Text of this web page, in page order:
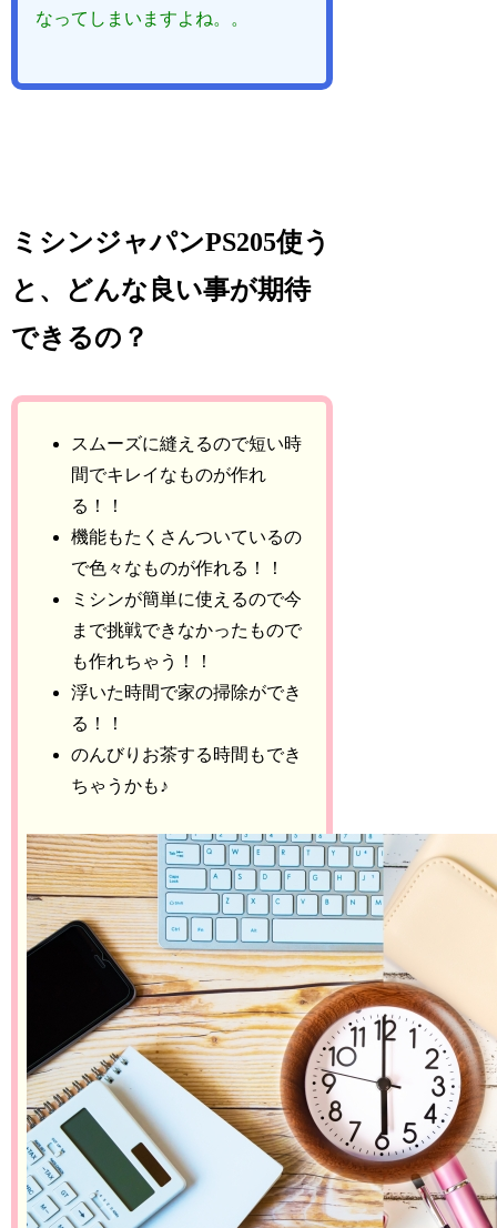
なってしまいますよね。。
ミシンジャパンPS205使う
と、どんな良い事が期待
できるの？
スムーズに縫えるので短い時
間でキレイなものが作れ
る！！
機能もたくさんついているの
で色々なものが作れる！！
ミシンが簡単に使えるので今
まで挑戦できなかったもので
も作れちゃう！！
浮いた時間で家の掃除ができ
る！！
のんびりお茶する時間もでき
ちゃうかも♪